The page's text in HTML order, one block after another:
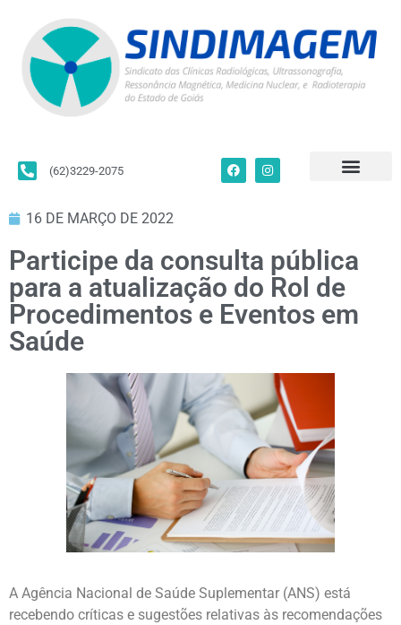
(62)3229-2075
16 DE MARÇO DE 2022
Participe da consulta pública
para a atualização do Rol de
Procedimentos e Eventos em
Saúde
A Agência Nacional de Saúde Suplementar (ANS) está
recebendo críticas e sugestões relativas às recomendações